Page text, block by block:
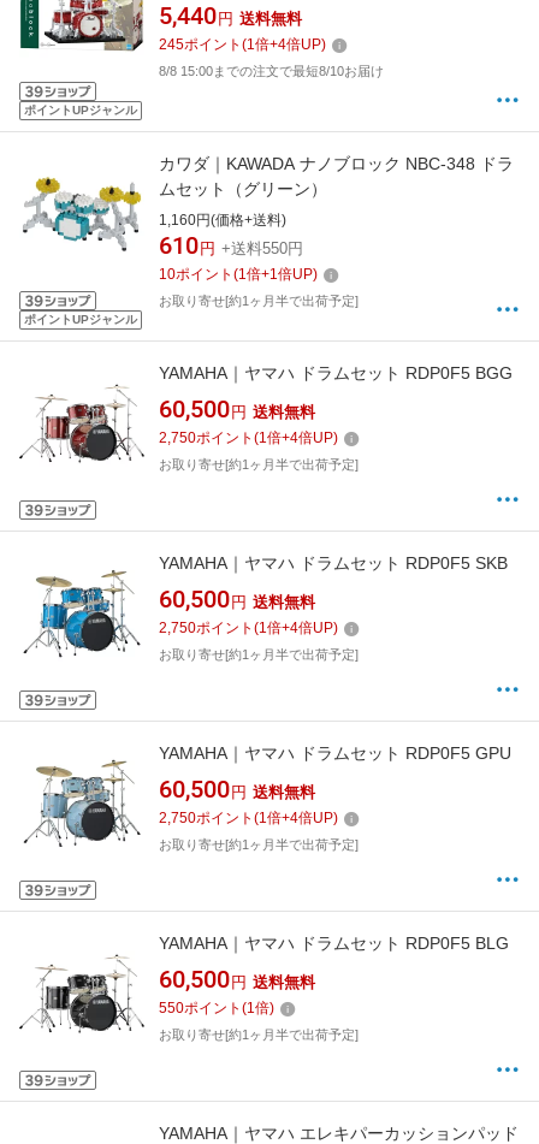
ポイントUPジャンル
5,440 円 送料無料
245ポイント (1倍+4倍UP)
8/8 15:00までの注文で最短8/10お届け
ポイントUPジャンル
カワダ｜KAWADA ナノブロック NBC-348 ドラ
ムセット（グリーン）
1,160円(価格+送料)
610 円 +送料550円
10ポイント (1倍+1倍UP)
お取り寄せ[約1ヶ月半で出荷予定]
YAMAHA｜ヤマハ ドラムセット RDP0F5 BGG
60,500 円 送料無料
2,750ポイント (1倍+4倍UP)
お取り寄せ[約1ヶ月半で出荷予定]
YAMAHA｜ヤマハ ドラムセット RDP0F5 SKB
60,500 円 送料無料
2,750ポイント (1倍+4倍UP)
お取り寄せ[約1ヶ月半で出荷予定]
YAMAHA｜ヤマハ ドラムセット RDP0F5 GPU
60,500 円 送料無料
2,750ポイント (1倍+4倍UP)
お取り寄せ[約1ヶ月半で出荷予定]
YAMAHA｜ヤマハ ドラムセット RDP0F5 BLG
60,500 円 送料無料
550ポイント (1倍)
お取り寄せ[約1ヶ月半で出荷予定]
YAMAHA｜ヤマハ エレキパーカッションパッド